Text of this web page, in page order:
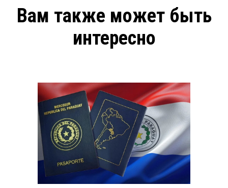
Вам также может быть
интересно